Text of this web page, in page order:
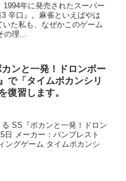
年に発売されたスーパー
辛口』。麻雀といえばやは
た私も、なぜかこのゲーム
理...
ンと一発！ドロンボー
で「タイムボカンシリ
復習します。
る SS『ボカンと一発！ドロン
日 メーカー：バンプレスト
ングゲーム タイムボカンシ